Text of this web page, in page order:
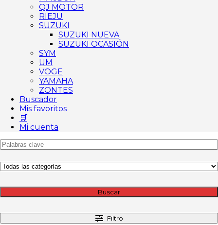
QJ MOTOR
RIEJU
SUZUKI
SUZUKI NUEVA
SUZUKI OCASIÓN
SYM
UM
VOGE
YAMAHA
ZONTES
Buscador
Mis favoritos
🛒
Mi cuenta
Buscar
Filtro